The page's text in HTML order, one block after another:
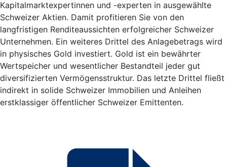
Kapitalmarktexpertinnen und -experten in ausgewählte
Schweizer Aktien. Damit profitieren Sie von den
langfristigen Renditeaussichten erfolgreicher Schweizer
Unternehmen. Ein weiteres Drittel des Anlagebetrags wird
in physisches Gold investiert. Gold ist ein bewährter
Wertspeicher und wesentlicher Bestandteil jeder gut
diversifizierten Vermögensstruktur. Das letzte Drittel fließt
indirekt in solide Schweizer Immobilien und Anleihen
erstklassiger öffentlicher Schweizer Emittenten.